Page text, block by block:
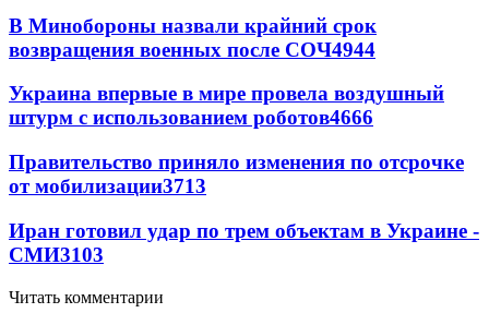
В Минобороны назвали крайний срок
возвращения военных после СОЧ4944
Украина впервые в мире провела воздушный
штурм с использованием роботов4666
Правительство приняло изменения по отсрочке
от мобилизации3713
Иран готовил удар по трем объектам в Украине -
СМИ3103
Читать комментарии